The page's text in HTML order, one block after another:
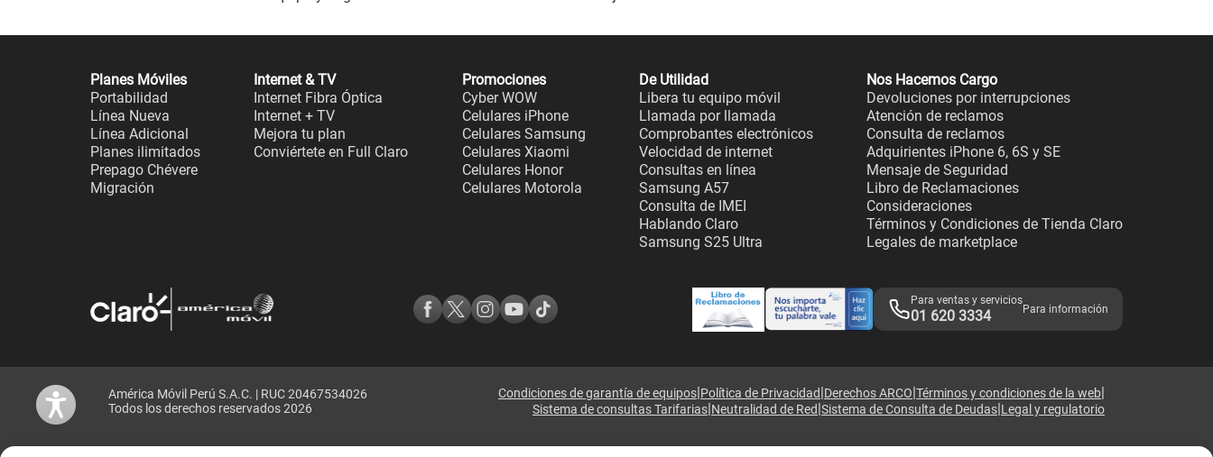
Planes Móviles
Portabilidad
Línea Nueva
Línea Adicional
Planes ilimitados
Prepago Chévere
Migración
Internet & TV
Internet Fibra Óptica
Internet + TV
Mejora tu plan
Conviértete en Full Claro
Promociones
Cyber WOW
Celulares iPhone
Celulares Samsung
Celulares Xiaomi
Celulares Honor
Celulares Motorola
De Utilidad
Libera tu equipo móvil
Llamada por llamada
Comprobantes electrónicos
Velocidad de internet
Consultas en línea
Samsung A57
Consulta de IMEI
Hablando Claro
Samsung S25 Ultra
Nos Hacemos Cargo
Devoluciones por interrupciones
Atención de reclamos
Consulta de reclamos
Adquirientes iPhone 6, 6S y SE
Mensaje de Seguridad
Libro de Reclamaciones
Consideraciones
Términos y Condiciones de Tienda Claro
Legales de marketplace
Para ventas y servicios
01 620 3334 Para información
América Móvil Perú S.A.C. | RUC 20467534026
Todos los derechos reservados 2026
Condiciones de garantía de equipos|Política de Privacidad|Derechos ARCO|Términos y condiciones de la web|
Sistema de consultas Tarifarias|Neutralidad de Red|Sistema de Consulta de Deudas|Legal y regulatorio